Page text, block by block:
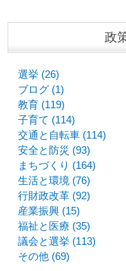
政
選挙 (26)
ブログ (1)
教育 (119)
子育て (114)
交通と自転車 (114)
安全と防災 (93)
まちづくり (164)
生活と環境 (76)
行財政改革 (92)
産業振興 (15)
福祉と医療 (35)
議会と選挙 (113)
その他 (69)